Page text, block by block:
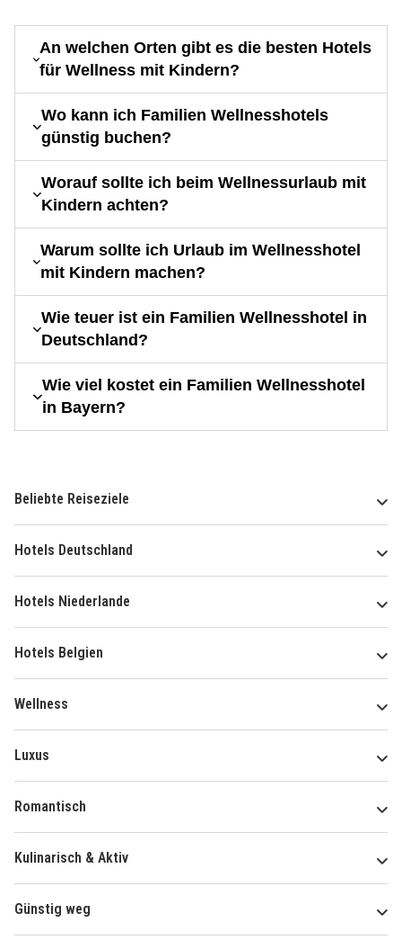
An welchen Orten gibt es die besten Hotels
für Wellness mit Kindern?
Wo kann ich Familien Wellnesshotels
günstig buchen?
Worauf sollte ich beim Wellnessurlaub mit
Kindern achten?
Warum sollte ich Urlaub im Wellnesshotel
mit Kindern machen?
Wie teuer ist ein Familien Wellnesshotel in
Deutschland?
Wie viel kostet ein Familien Wellnesshotel
in Bayern?
Beliebte Reiseziele
Hotels Deutschland
Hotels Niederlande
Hotels Belgien
Wellness
Luxus
Romantisch
Kulinarisch & Aktiv
Günstig weg